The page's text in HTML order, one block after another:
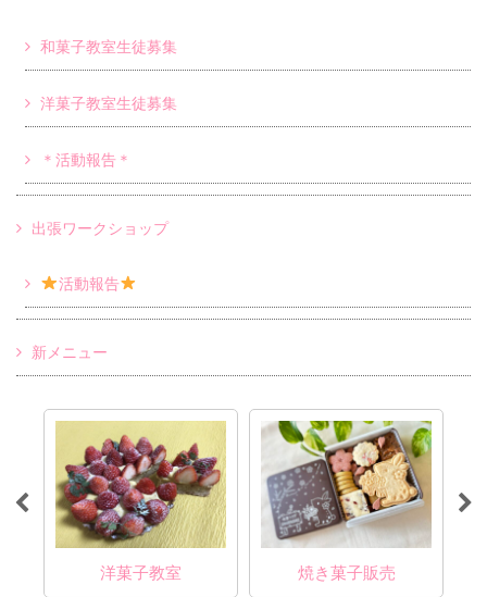
和菓子教室生徒募集
洋菓子教室生徒募集
＊活動報告＊
出張ワークショップ
活動報告
新メニュー
洋菓子教室 焼き菓子販売